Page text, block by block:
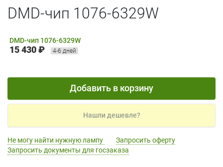
DMD-чип 1076-6329W
DMD-чип 1076-6329W
15 430 ₽ 4-6 дней
Добавить в корзину
Нашли дешевле?
Не могу найти нужную лампу
Запросить оферту
Запросить документы для госзаказа